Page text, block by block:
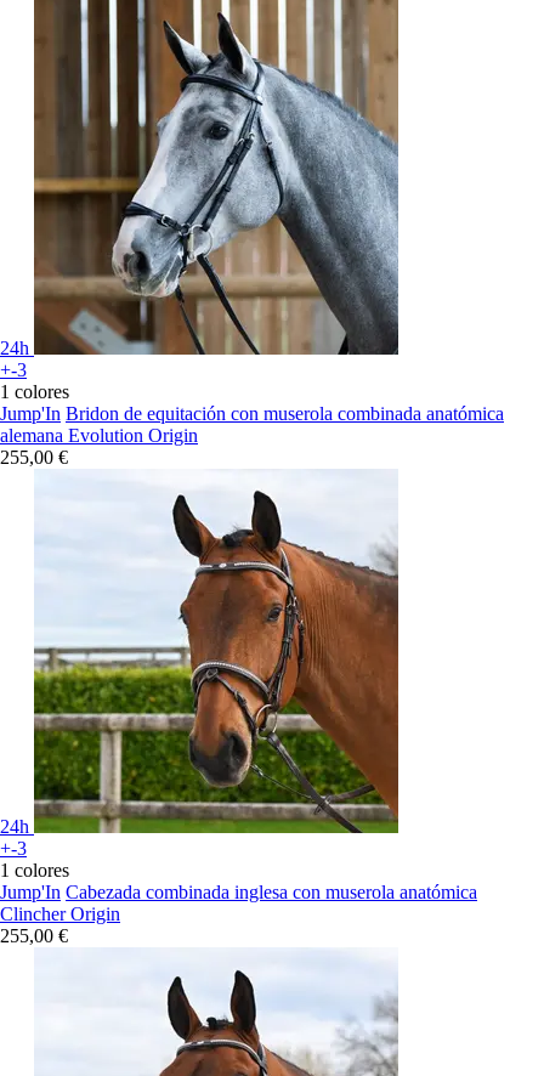
24h
+-3
1 colores
Jump'In Bridon de equitación con muserola combinada anatómica
alemana Evolution Origin
255,00 €
24h
+-3
1 colores
Jump'In Cabezada combinada inglesa con muserola anatómica
Clincher Origin
255,00 €